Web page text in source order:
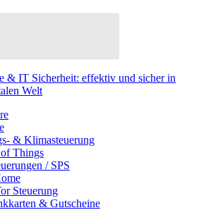
& IT Sicherheit: effektiv und sicher in
Welt
& Klimasteuerung
Things
/ SPS
Steuerung
& Gutscheine